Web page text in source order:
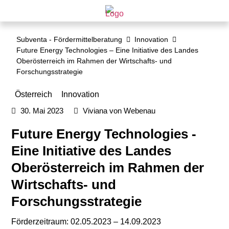
Subventa ‐ Fördermittelberatung
Innovation
Future Energy Technologies – Eine Initiative des Landes
Oberösterreich im Rahmen der Wirtschafts- und
Forschungsstrategie
Österreich
Innovation
30. Mai 2023
Viviana von Webenau
Future Energy Technologies -
Eine Initiative des Landes
Oberösterreich im Rahmen der
Wirtschafts- und
Forschungsstrategie
Förderzeitraum: 02.05.2023 – 14.09.2023